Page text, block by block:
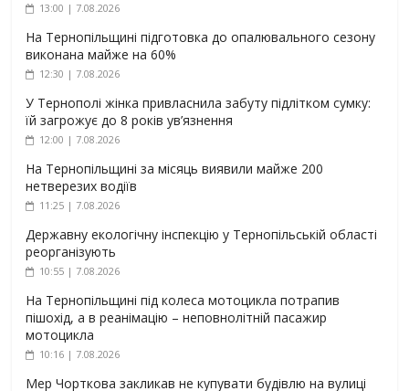
13:00 | 7.08.2026
На Тернопільщині підготовка до опалювального сезону
виконана майже на 60%
12:30 | 7.08.2026
У Тернополі жінка привласнила забуту підлітком сумку:
їй загрожує до 8 років ув’язнення
12:00 | 7.08.2026
На Тернопільщині за місяць виявили майже 200
нетверезих водіїв
11:25 | 7.08.2026
Державну екологічну інспекцію у Тернопільській області
реорганізують
10:55 | 7.08.2026
На Тернопільщині під колеса мотоцикла потрапив
пішохід, а в реанімацію – неповнолітній пасажир
мотоцикла
10:16 | 7.08.2026
Мер Чорткова закликав не купувати будівлю на вулиці